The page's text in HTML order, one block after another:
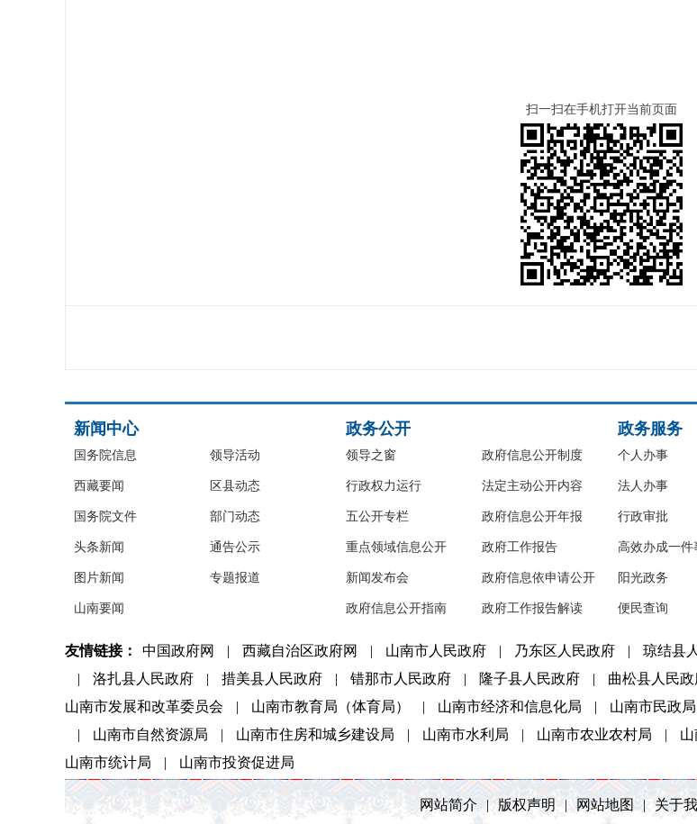
扫一扫在手机打开当前页面
新闻中心
国务院信息
西藏要闻
国务院文件
头条新闻
图片新闻
山南要闻
领导活动
区县动态
部门动态
通告公示
专题报道
政务公开
领导之窗
行政权力运行
五公开专栏
重点领域信息公开
新闻发布会
政府信息公开指南
政府信息公开制度
法定主动公开内容
政府信息公开年报
政府工作报告
政府信息依申请公开
政府工作报告解读
政务服务
个人办事
法人办事
行政审批
高效办成一件
阳光政务
便民查询
友情链接： 中国政府网 | 西藏自治区政府网 | 山南市人民政府 | 乃东区人民政府 | 琼结县
|
洛扎县人民政府 | 措美县人民政府 | 错那市人民政府 | 隆子县人民政府 | 曲松县人民政
山南市发展和改革委员会
| 山南市教育局（体育局） | 山南市经济和信息化局 | 山南市民政局
|
山南市自然资源局 | 山南市住房和城乡建设局 | 山南市水利局 | 山南市农业农村局 |
山南市统计局
| 山南市投资促进局
网站简介 | 版权声明 | 网站地图 | 关于